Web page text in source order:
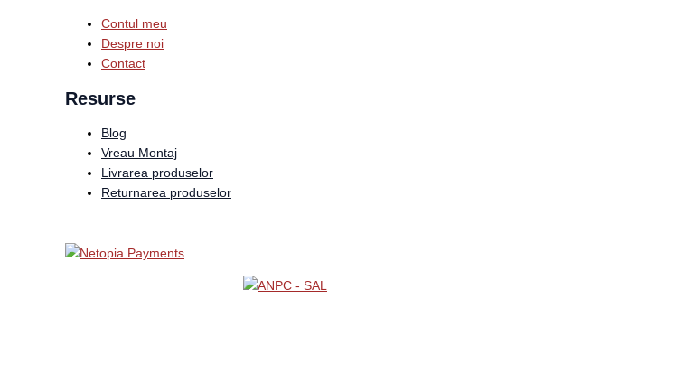
Contul meu
Despre noi
Contact
Resurse
Blog
Vreau Montaj
Livrarea produselor
Returnarea produselor